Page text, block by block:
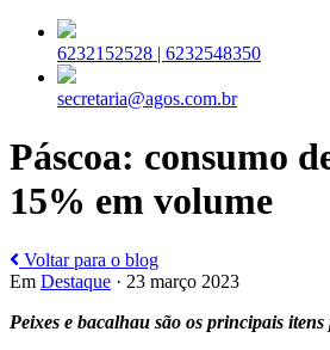
6232152528 | 6232548350
secretaria@agos.com.br
Páscoa: consumo
15% em volume
Voltar para o blog
Em Destaque · 23 março 2023
Peixes e bacalhau são os principais